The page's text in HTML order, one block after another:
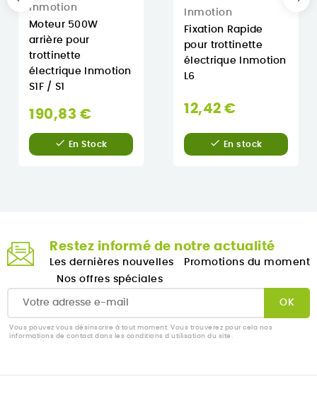
Inmotion
Moteur 500W
arrière pour
trottinette
électrique Inmotion
S1F / S1
190,83 €
 En Stock
Inmotion
Fixation Rapide
pour trottinette
électrique Inmotion
L6
12,42 €
 En stock
Restez informé de notre actualité
Les dernières nouvelles
Promotions du moment
Nos offres spéciales
Vous pouvez vous désinscrire à tout moment. Vous trouverez pour cela nos
informations de contact dans les conditions d'utilisation du site.